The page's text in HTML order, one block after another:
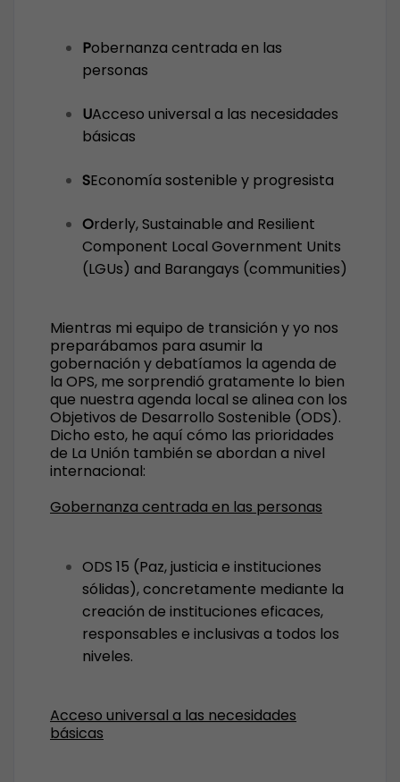
Pobernanza centrada en las
personas
UAcceso universal a las necesidades
básicas
SEconomía sostenible y progresista
Orderly, Sustainable and Resilient
Component Local Government Units
(LGUs) and Barangays (communities)
Mientras mi equipo de transición y yo nos
preparábamos para asumir la
gobernación y debatíamos la agenda de
la OPS, me sorprendió gratamente lo bien
que nuestra agenda local se alinea con los
Objetivos de Desarrollo Sostenible (ODS).
Dicho esto, he aquí cómo las prioridades
de La Unión también se abordan a nivel
internacional:
Gobernanza centrada en las personas
ODS 15 (Paz, justicia e instituciones
sólidas), concretamente mediante la
creación de instituciones eficaces,
responsables e inclusivas a todos los
niveles.
Acceso universal a las necesidades
básicas